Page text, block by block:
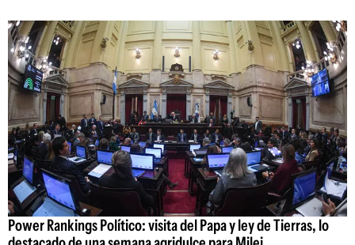
Power Rankings Político: visita del Papa y ley de Tierras, lo